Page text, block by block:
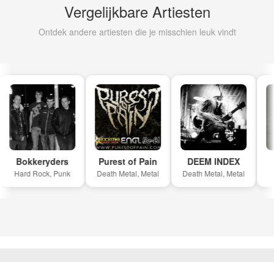
Vergelijkbare Artiesten
Ontdek andere artiesten die je misschien leuk vindt
Bokkeryders
Hard Rock, Punk
Purest of Pain
Death Metal, Metal
DEEM INDEX
Death Metal, Metal